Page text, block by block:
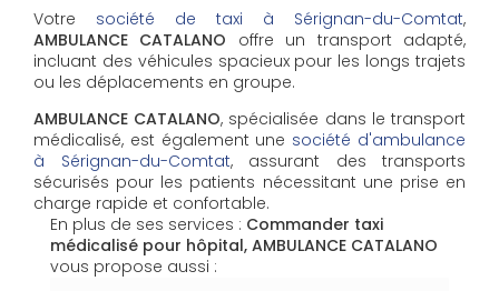
Votre société de taxi à Sérignan-du-Comtat,
AMBULANCE CATALANO offre un transport adapté,
incluant des véhicules spacieux pour les longs trajets
ou les déplacements en groupe.
AMBULANCE CATALANO, spécialisée dans le transport
médicalisé, est également une société d'ambulance
à Sérignan-du-Comtat, assurant des transports
sécurisés pour les patients nécessitant une prise en
charge rapide et confortable.
En plus de ses services : Commander taxi
médicalisé pour hôpital, AMBULANCE CATALANO
vous propose aussi :